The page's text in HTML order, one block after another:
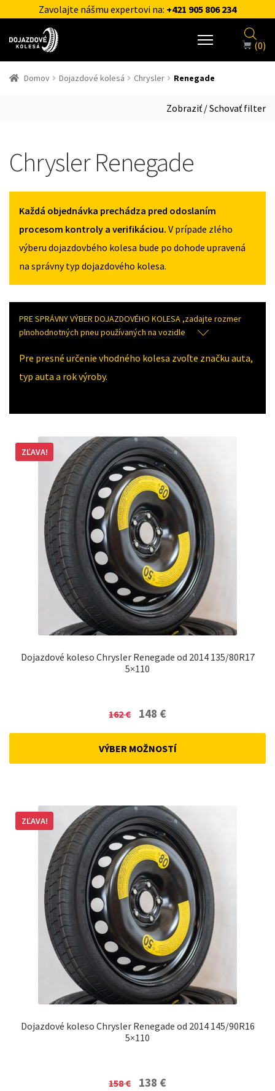
Zavolajte nášmu expertovi na: +421 905 806 234
(0)
Domov Dojazdové kolesá Chrysler Renegade
Zobraziť / Schovať filter
Chrysler Renegade
Každá objednávka prechádza pred odoslaním
procesom kontroly a verifikáciou. V prípade zlého
výberu dojazdovbého kolesa bude po dohode upravená
na správny typ dojazdového kolesa.
PRE SPRÁVNY VÝBER DOJAZDOVÉHO KOLESA ,zadajte rozmer
plnohodnotných pneu používaných na vozidle
Pre presné určenie vhodného kolesa zvoľte značku auta,
typ auta a rok výroby.
Dojazdové koleso Chrysler Renegade od 2014 135/80R17
5×110
ZĽAVA!
162€
Original
was:
148 €Current
VÝBER MOŽNOSTÍ
Dojazdové koleso Chrysler Renegade od 2014 145/90R16
5×110
ZĽAVA!
158€
Original
138 €Current